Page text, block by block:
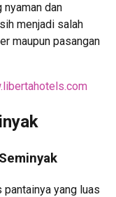
nyaman dan
menjadi salah
maupun pasangan
yang luas